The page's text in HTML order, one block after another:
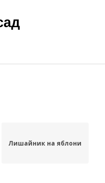
Лишайник на яблони